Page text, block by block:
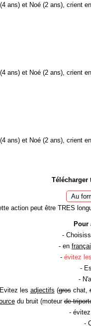
ans) et Noé (2 ans), crient
ans) et Noé (2 ans), crient
ans) et Noé (2 ans), crient
Télécharger
action peut être TRES
Pour
-
- en
- évitez les
-
-
les adjectifs (groschat,
du bruit (moteurde
-
-